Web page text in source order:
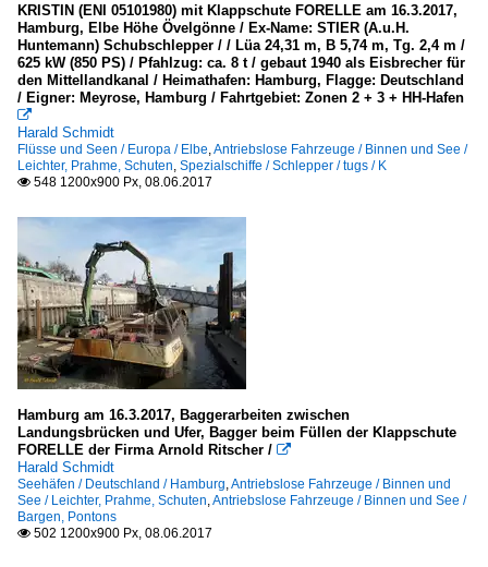
KRISTIN (ENI 05101980) mit Klappschute FORELLE am 16.3.2017,
Hamburg, Elbe Höhe Övelgönne / Ex-Name: STIER (A.u.H.
Huntemann) Schubschlepper / / Lüa 24,31 m, B 5,74 m, Tg. 2,4 m /
625 kW (850 PS) / Pfahlzug: ca. 8 t / gebaut 1940 als Eisbrecher für
den Mittellandkanal / Heimathafen: Hamburg, Flagge: Deutschland
/ Eigner: Meyrose, Hamburg / Fahrtgebiet: Zonen 2 + 3 + HH-Hafen

Harald Schmidt
Flüsse und Seen / Europa / Elbe,Antriebslose Fahrzeuge / Binnen und See /
Leichter, Prahme, Schuten, Spezialschiffe / Schlepper / tugs / K
 548 1200x900 Px, 08.06.2017
Hamburg am 16.3.2017, Baggerarbeiten zwischen
Landungsbrücken und Ufer, Bagger beim Füllen der Klappschute
FORELLE der Firma Arnold Ritscher / 
Harald Schmidt
Seehäfen / Deutschland / Hamburg,Antriebslose Fahrzeuge / Binnen und
See / Leichter, Prahme, Schuten,Antriebslose Fahrzeuge / Binnen und See /
Bargen, Pontons
 502 1200x900 Px, 08.06.2017